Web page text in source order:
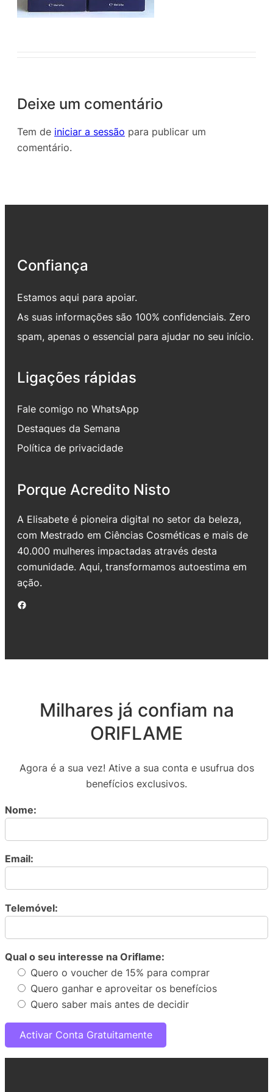
Deixe um comentário
Tem de iniciar a sessão para publicar um
comentário.
Confiança
Estamos aqui para apoiar.
As suas informações são 100% confidenciais. Zero
spam, apenas o essencial para ajudar no seu início.
Ligações rápidas
Fale comigo no WhatsApp
Destaques da Semana
Política de privacidade
Porque Acredito Nisto
A Elisabete é pioneira digital no setor da beleza,
com Mestrado em Ciências Cosméticas e mais de
40.000 mulheres impactadas através desta
comunidade. Aqui, transformamos autoestima em
ação.
Facebook
Milhares já confiam na
ORIFLAME
Agora é a sua vez! Ative a sua conta e usufrua dos
benefícios exclusivos.
Nome:
Email:
Telemóvel:
Qual o seu interesse na Oriflame:
Quero o voucher de 15% para comprar
Quero ganhar e aproveitar os benefícios
Quero saber mais antes de decidir